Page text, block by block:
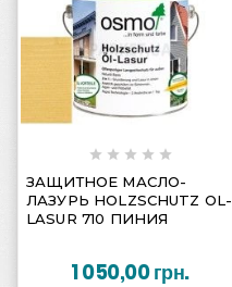
  
    
ЗАЩИТНОЕ МАСЛО-
ЛАЗУРЬ HOLZSCHUTZ OL-
LASUR 710 ПИНИЯ
1 050,00 грн.